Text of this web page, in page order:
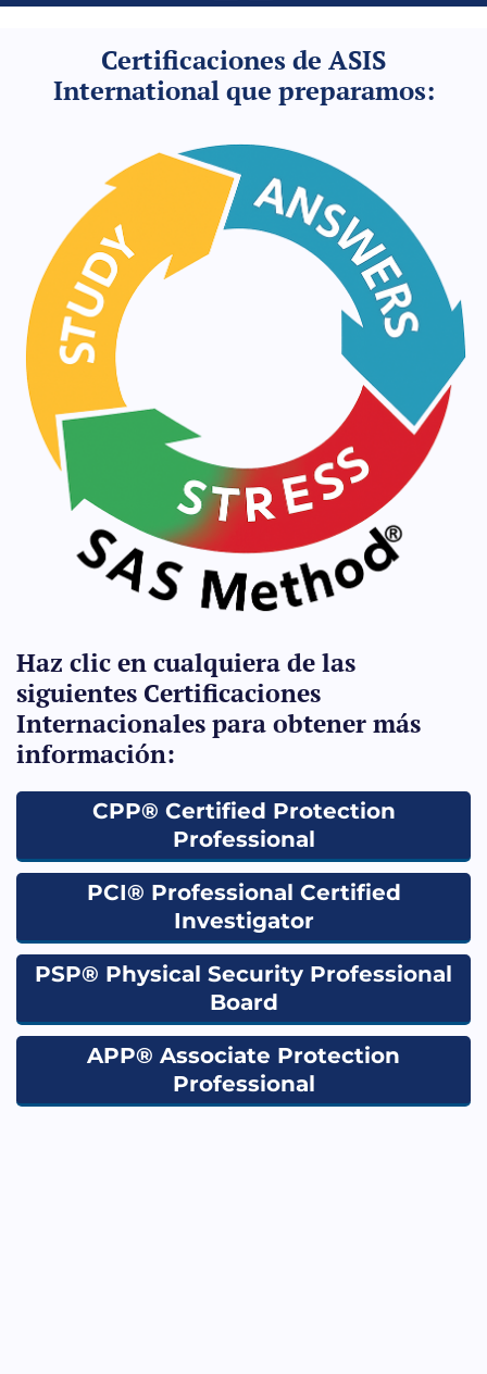
Certificaciones de ASIS
International que preparamos:
Haz clic en cualquiera de las
siguientes Certificaciones
Internacionales para obtener más
información:
CPP® Certified Protection
Professional
PCI® Professional Certified
Investigator
PSP® Physical Security Professional
Board
APP® Associate Protection
Professional